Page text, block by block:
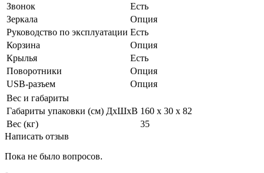
Звонок
Есть
Зеркала
Опция
Руководство по эксплуатации Есть
Корзина
Опция
Крылья
Есть
Поворотники
Опция
USB-разъем
Опция
Вес и габариты
Габариты упаковки (см) ДxШxВ 160 х 30 х 82
Вес (кг)
35
Написать отзыв
Пока не было вопросов.